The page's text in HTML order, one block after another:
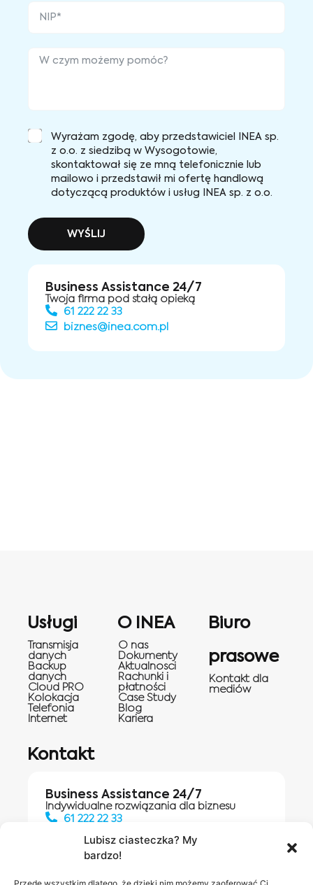
Lubisz ciasteczka? My
bardzo!
Wyrażam zgodę, aby przedstawiciel INEA sp.
z o.o. z siedzibą w Wysogotowie,
skontaktował się ze mną telefonicznie lub
mailowo i przedstawił mi ofertę handlową
dotyczącą produktów i usług INEA sp. z o.o.
WYŚLIJ
Business Assistance 24/7
Twoja firma pod stałą opieką
61 222 22 33
biznes@inea.com.pl
Usługi
Transmisja
danych
Backup
danych
Cloud PRO
Kolokacja
Telefonia
Internet
O INEA
O nas
Dokumenty
Aktualnosci
Rachunki i
płatności
Case Study
Blog
Kariera
Biuro
prasowe
Kontakt dla
mediów
Kontakt
Business Assistance 24/7
Indywidualne rozwiązania dla biznesu
61 222 22 33